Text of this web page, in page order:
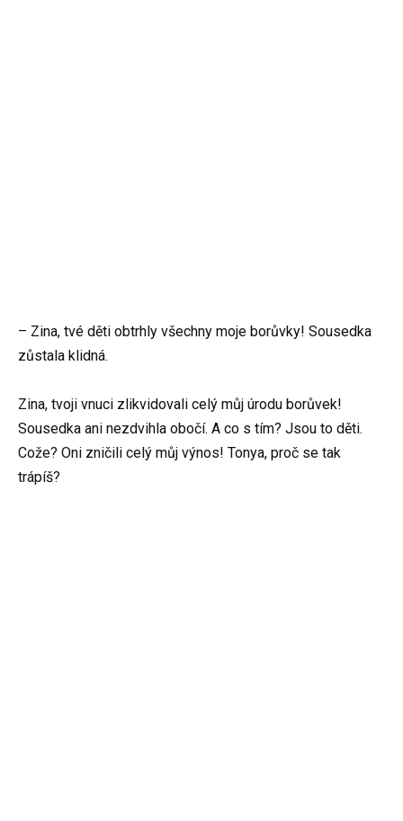
– Zina, tvé děti obtrhly všechny moje borůvky! Sousedka
zůstala klidná.
Zina, tvoji vnuci zlikvidovali celý můj úrodu borůvek!
Sousedka ani nezdvihla obočí. A co s tím? Jsou to děti.
Cože? Oni zničili celý můj výnos! Tonya, proč se tak
trápíš?